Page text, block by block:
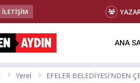
İLETİŞİM
ANA
Yerel EFELER BELEDİYESİ’NDEN